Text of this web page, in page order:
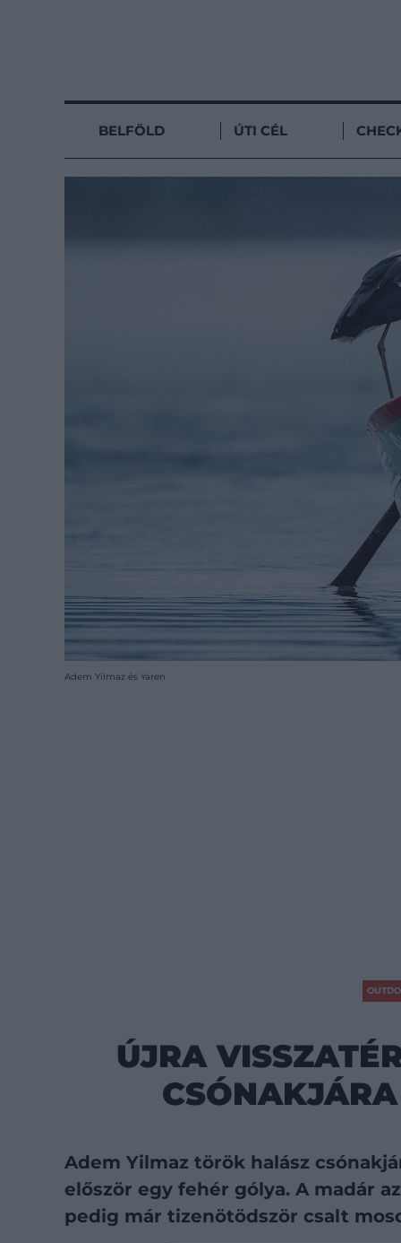
BELFÖLD ÚTI CÉL
Adem Yilmaz és Yaren
ÚJRA
Adem Yilmaz török halász
először egy fehér gólya. A madár
pedig már tizenötödször csalt